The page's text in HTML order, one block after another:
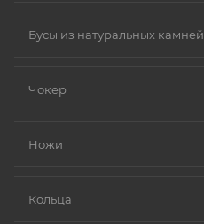
Бусы из натуральных камней
Чокер
Ножи
Кольца